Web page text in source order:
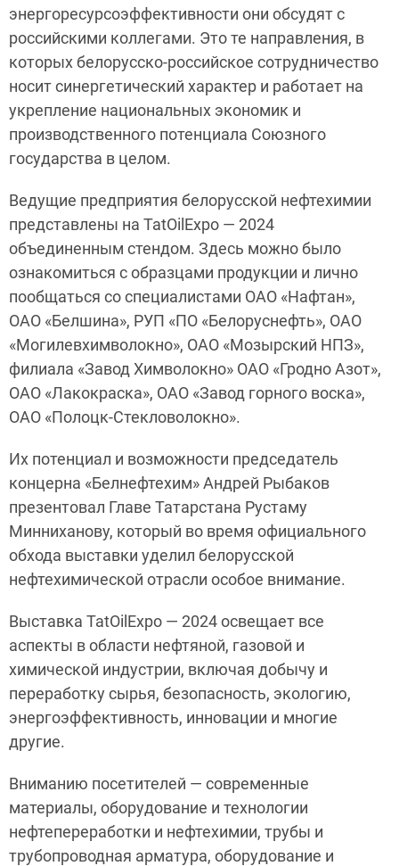
энергоресурсоэффективности они обсудят с
российскими коллегами. Это те направления, в
которых белорусско-российское сотрудничество
носит синергетический характер и работает на
укрепление национальных экономик и
производственного потенциала Союзного
государства в целом.
Ведущие предприятия белорусской нефтехимии
представлены на TatOilExpo — 2024
объединенным стендом. Здесь можно было
ознакомиться с образцами продукции и лично
пообщаться со специалистами ОАО «Нафтан»,
ОАО «Белшина», РУП «ПО «Белоруснефть», ОАО
«Могилевхимволокно», ОАО «Мозырский НПЗ»,
филиала «Завод Химволокно» ОАО «Гродно Азот»,
ОАО «Лакокраска», ОАО «Завод горного воска»,
ОАО «Полоцк-Стекловолокно».
Их потенциал и возможности председатель
концерна «Белнефтехим» Андрей Рыбаков
презентовал Главе Татарстана Рустаму
Минниханову, который во время официального
обхода выставки уделил белорусской
нефтехимической отрасли особое внимание.
Выставка TatOilExpo — 2024 освещает все
аспекты в области нефтяной, газовой и
химической индустрии, включая добычу и
переработку сырья, безопасность, экологию,
энергоэффективность, инновации и многие
другие.
Вниманию посетителей — современные
материалы, оборудование и технологии
нефтепереработки и нефтехимии, трубы и
трубопроводная арматура, оборудование и